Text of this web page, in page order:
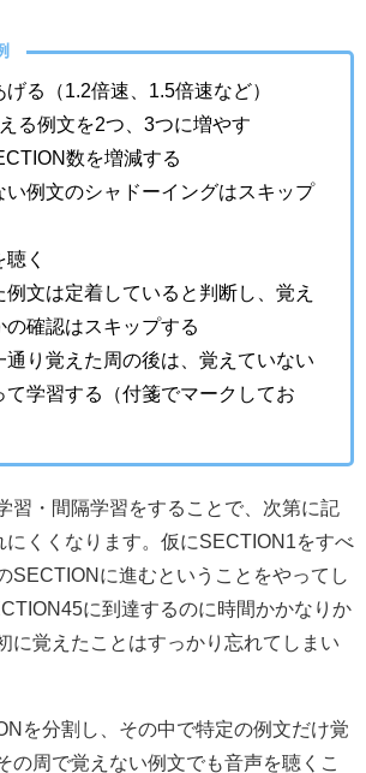
る（1.2倍速、1.5倍速など）
る例文を2つ、3つに増やす
数を増減する
い例文のシャドーイングはスキップ
く
文は定着していると判断し、覚え
の確認はスキップする
通り覚えた周の後は、覚えていない
て学習する（付箋でマークしてお
習・間隔学習をすることで、次第に記
にくくなります。仮にSECTION1をすべ
SECTIONに進むということをやってし
に到達するのに時間かかなりか
に覚えたことはすっかり忘れてしまい
を分割し、その中で特定の例文だけ覚
の周で覚えない例文でも音声を聴くこ